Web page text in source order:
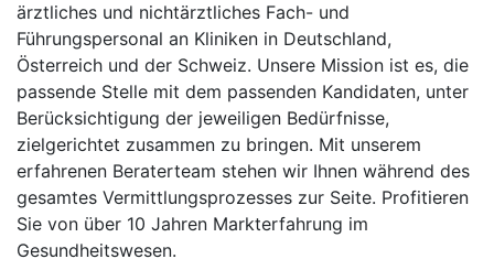
ärztliches und nichtärztliches Fach- und
Führungspersonal an Kliniken in Deutschland,
Österreich und der Schweiz. Unsere Mission ist es, die
passende Stelle mit dem passenden Kandidaten, unter
Berücksichtigung der jeweiligen Bedürfnisse,
zielgerichtet zusammen zu bringen. Mit unserem
erfahrenen Beraterteam stehen wir Ihnen während des
gesamtes Vermittlungsprozesses zur Seite. Profitieren
Sie von über 10 Jahren Markterfahrung im
Gesundheitswesen.